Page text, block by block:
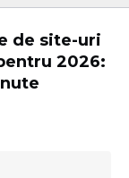
de site-uri
2026: